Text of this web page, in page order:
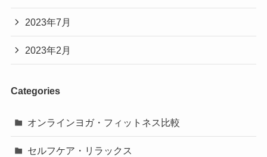
2023年7月
2023年2月
Categories
オンラインヨガ・フィットネス比較
セルフケア・リラックス